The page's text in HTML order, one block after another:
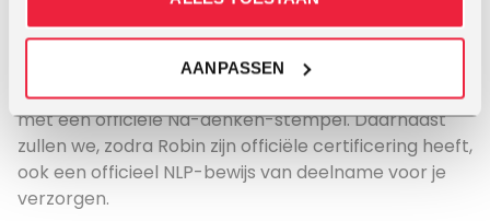
AANPASSEN
Bewijs van deelname
Aan het einde ontvang je een bewijs van deelname
met een officiële Na-denken-stempel. Daarnaast
zullen we, zodra Robin zijn officiële certificering heeft,
ook een officieel NLP-bewijs van deelname voor je
verzorgen.